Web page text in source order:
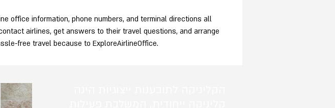
office information, phone numbers, and terminal directions all
airlines, get answers to their travel questions, and arrange
free travel because to ExploreAirlineOffice.